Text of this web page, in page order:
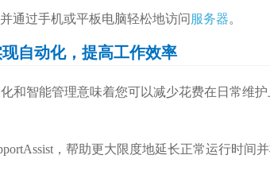
通过手机或平板电脑轻松地访问 服务器。
自动化，提高工作效率
和智能管理意味着您可以减少花费在日常维
，帮助更大限度地延长正常运行时